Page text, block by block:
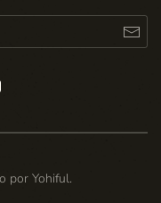
por Yohiful.